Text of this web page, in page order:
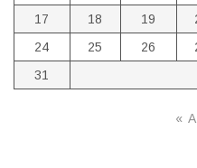
17
18 19
24
25 26
31
«